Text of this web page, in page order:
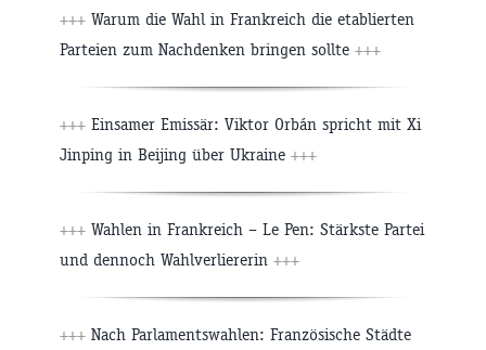
+++ Warum die Wahl in Frankreich die etablierten
Parteien zum Nachdenken bringen sollte +++
+++ Einsamer Emissär: Viktor Orbán spricht mit Xi
Jinping in Beijing über Ukraine +++
+++ Wahlen in Frankreich – Le Pen: Stärkste Partei
und dennoch Wahlverliererin +++
+++ Nach Parlamentswahlen: Französische Städte